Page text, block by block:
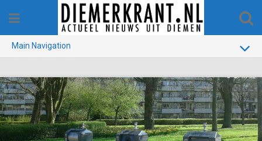
content
Main Navigation
GEMEENTE
1970-1990
VERKIEZINGEN